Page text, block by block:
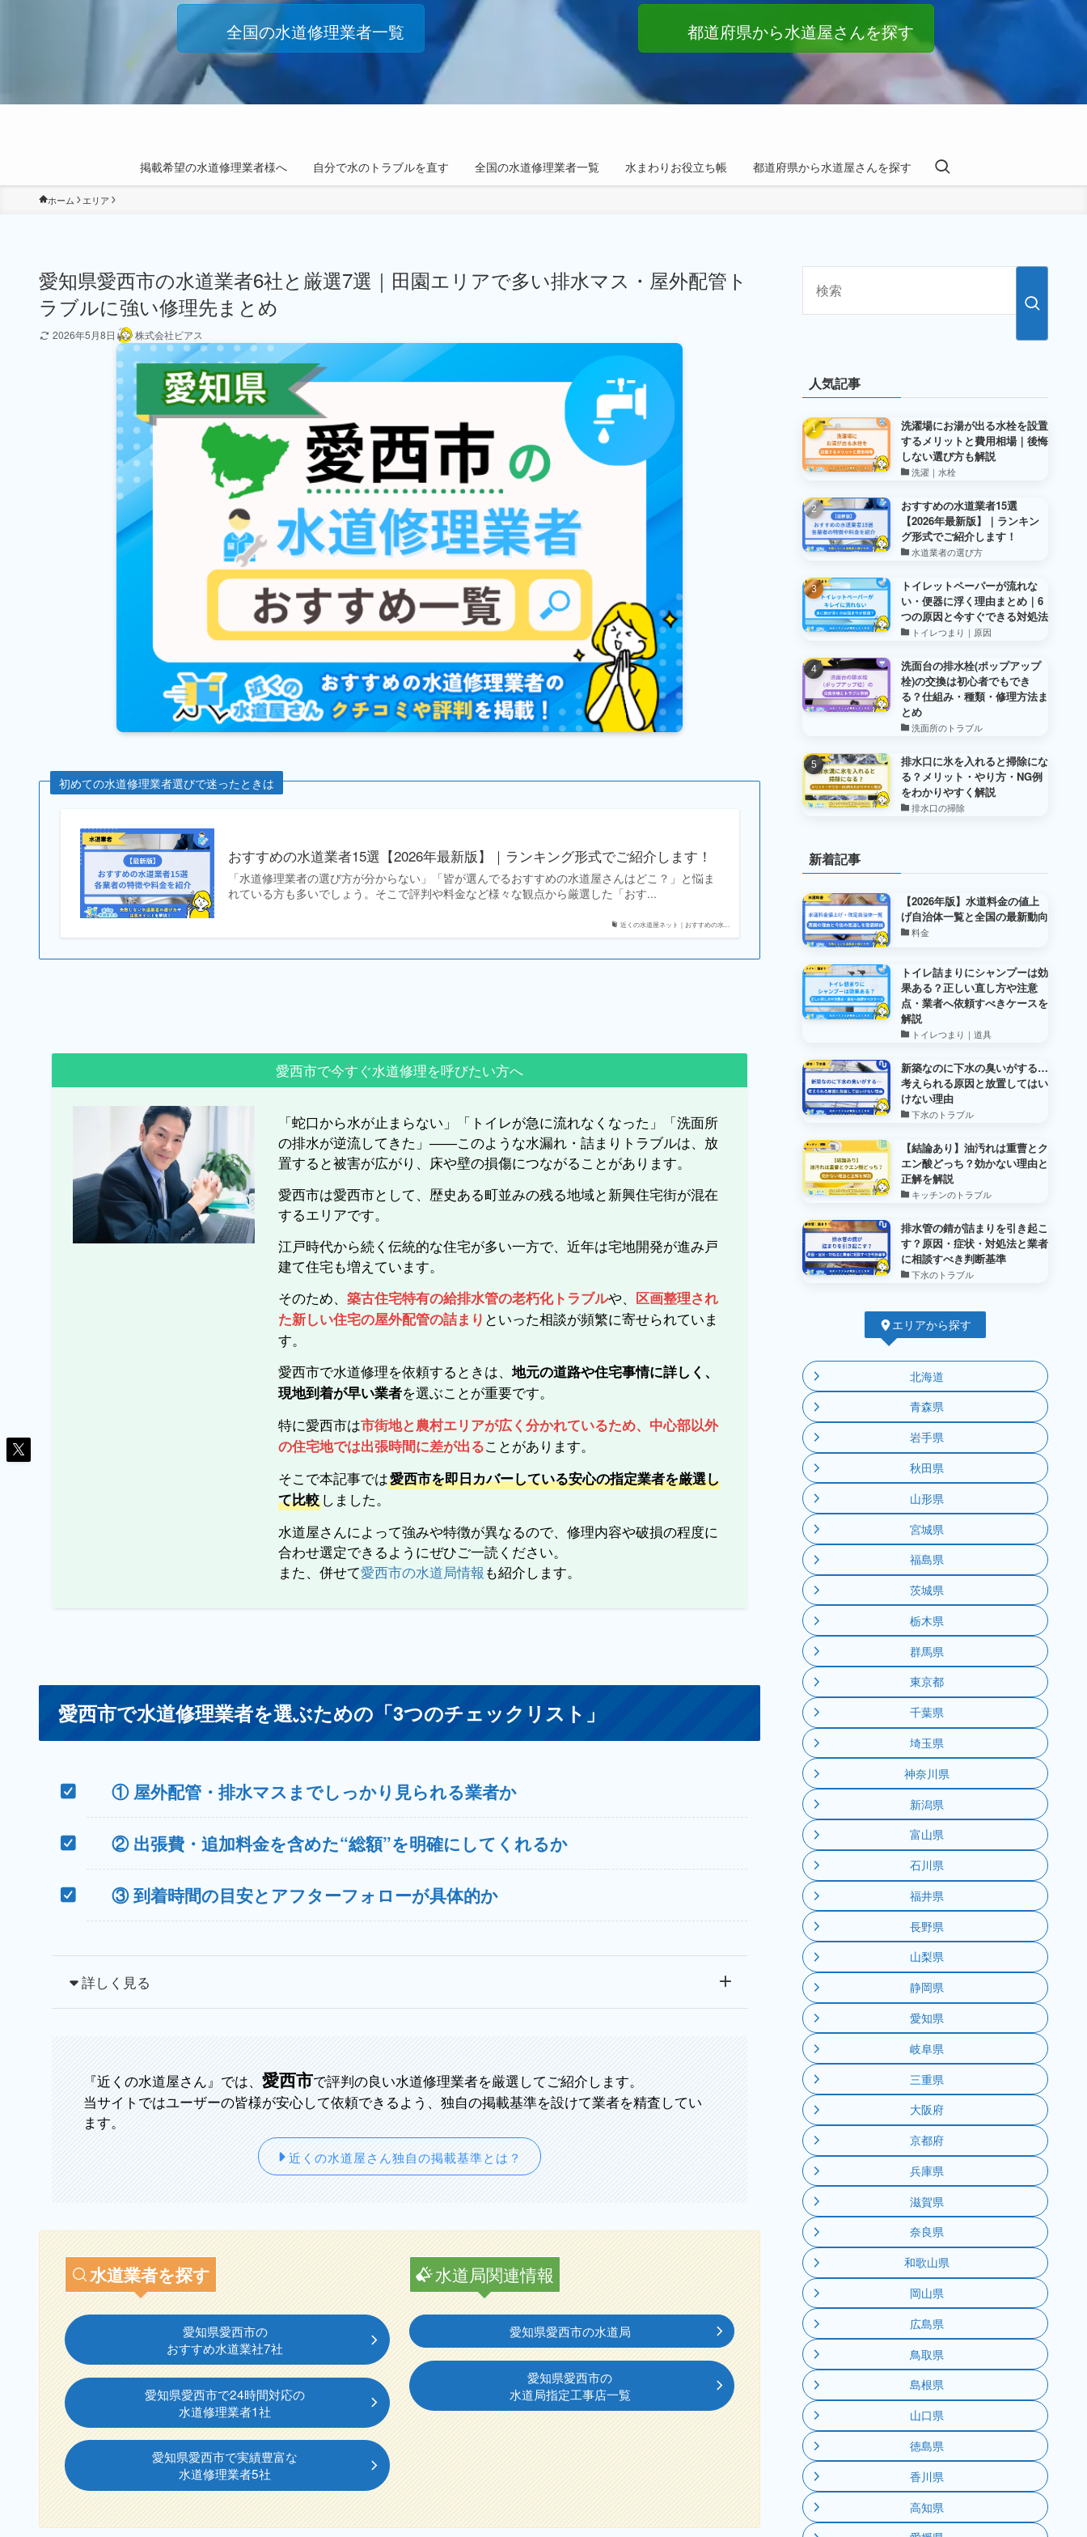
掲載希望の水道修理業者様へ 自分で水のトラブルを直す 全国の水道修理業者一覧 水まわりお役立ち帳 都道府県から水道屋さんを探す
全国の水道修理業者一覧 都道府県から水道屋さんを探す
ホーム エリア
愛知県愛西市の水道業者6社と厳選7選｜田園エリアで多い排水マス・屋外配管ト
ラブルに強い修理先まとめ
2026年5月8日 株式会社ビアス
初めての水道修理業者選びで迷ったときは
近くの水道屋ネット｜おすすめの水...
おすすめの水道業者15選【2026年最新版】｜ランキング形式でご紹介します！
「水道修理業者の選び方が分からない」「皆が選んでるおすすめの水道屋さんはどこ？」と悩ま
れている方も多いでしょう。そこで評判や料金など様々な観点から厳選した「おす...
愛西市で今すぐ水道修理を呼びたい方へ
「蛇口から水が止まらない」「トイレが急に流れなくなった」「洗面所
の排水が逆流してきた」――このような水漏れ・詰まりトラブルは、放
置すると被害が広がり、床や壁の損傷につながることがあります。
愛西市は愛西市として、歴史ある町並みの残る地域と新興住宅街が混在
するエリアです。
江戸時代から続く伝統的な住宅が多い一方で、近年は宅地開発が進み戸
建て住宅も増えています。
そのため、築古住宅特有の給排水管の老朽化トラブルや、 区画整理され
た新しい住宅の屋外配管の詰まり といった相談が頻繁に寄せられていま
す。
愛西市で水道修理を依頼するときは、地元の道路や住宅事情に詳しく、
現地到着が早い業者を選ぶことが重要です。
特に愛西市は市街地と農村エリアが広く分かれているため、中心部以外
の住宅地では出張時間に差が出ることがあります。
そこで本記事では愛西市を即日カバーしている安心の指定業者を厳選し
て比較しました。
水道屋さんによって強みや特徴が異なるので、修理内容や破損の程度に
合わせ選定できるようにぜひご一読ください。
また、併せて愛西市の水道局情報 も紹介します。
愛西市で水道修理業者を選ぶための「3つのチェックリスト」
① 屋外配管・排水マスまでしっかり見られる業者か
② 出張費・追加料金を含めた“総額”を明確にしてくれるか
③ 到着時間の目安とアフターフォローが具体的か
詳しく見る
『近くの水道屋さん』では、 愛西市で評判の良い水道修理業者を厳選してご紹介します。
当サイトではユーザーの皆様が安心して依頼できるよう、独自の掲載基準を設けて業者を精査してい
ます。
近くの水道屋さん独自の掲載基準とは？
水道業者を探す
愛知県愛西市の
おすすめ水道業社7社
愛知県愛西市で24時間対応の
水道修理業者1社
愛知県愛西市で実績豊富な
水道修理業者5社
水道局関連情報
愛知県愛西市の水道局
愛知県愛西市の
水道局指定工事店一覧
人気記事
洗濯場にお湯が出る水栓を設置
するメリットと費用相場｜後悔
しない選び方も解説
洗濯｜水栓
おすすめの水道業者15選
【2026年最新版】｜ランキン
グ形式でご紹介します！
水道業者の選び方
トイレットペーパーが流れな
い・便器に浮く理由まとめ｜6
つの原因と今すぐできる対処法
トイレつまり｜原因
洗面台の排水栓(ポップアップ
栓)の交換は初心者でもでき
る？仕組み・種類・修理方法ま
とめ
洗面所のトラブル
排水口に氷を入れると掃除にな
る？メリット・やり方・NG例
をわかりやすく解説
排水口の掃除
新着記事
【2026年版】水道料金の値上
げ自治体一覧と全国の最新動向
料金
トイレ詰まりにシャンプーは効
果ある？正しい直し方や注意
点・業者へ依頼すべきケースを
解説
トイレつまり｜道具
新築なのに下水の臭いがする…
考えられる原因と放置してはい
けない理由
下水のトラブル
【結論あり】油汚れは重曹とク
エン酸どっち？効かない理由と
正解を解説
キッチンのトラブル
排水管の錆が詰まりを引き起こ
す？原因・症状・対処法と業者
に相談すべき判断基準
下水のトラブル
エリアから探す
北海道
青森県
岩手県
秋田県
山形県
宮城県
福島県
茨城県
栃木県
群馬県
東京都
千葉県
埼玉県
神奈川県
新潟県
富山県
石川県
福井県
長野県
山梨県
静岡県
愛知県
岐阜県
三重県
大阪府
京都府
兵庫県
滋賀県
奈良県
和歌山県
岡山県
広島県
鳥取県
島根県
山口県
徳島県
香川県
高知県